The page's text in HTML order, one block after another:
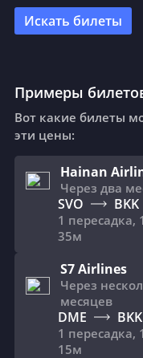
Искать билеты
Примеры
Вот какие билеты
эти цены:
Hainan
Через два
SVO BKK
1 пересадка,
35м
S7 Airlines
Через
месяцев
DME BKK
1 пересадка,
15м